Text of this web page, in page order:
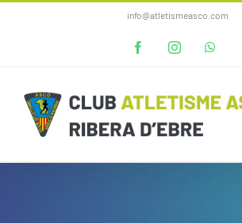
info@atletismeasco.com
FacebookInstagram